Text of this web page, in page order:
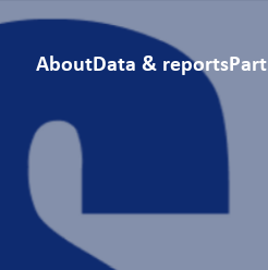
AboutData & reports